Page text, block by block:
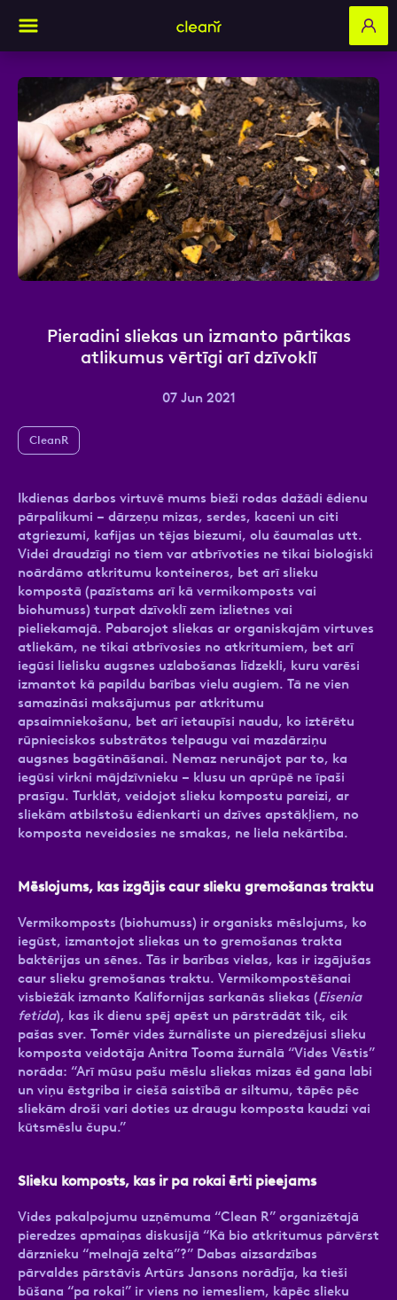
Pieradini sliekas un izmanto pārtikas
atlikumus vērtīgi arī dzīvoklī
07 Jun 2021
CleanR
Ikdienas darbos virtuvē mums bieži rodas dažādi ēdienu
pārpalikumi – dārzeņu mizas, serdes, kaceni un citi
atgriezumi, kafijas un tējas biezumi, olu čaumalas utt.
Videi draudzīgi no tiem var atbrīvoties ne tikai bioloģiski
noārdāmo atkritumu konteineros, bet arī slieku
kompostā (pazīstams arī kā vermikomposts vai
biohumuss) turpat dzīvoklī zem izlietnes vai
pieliekamajā. Pabarojot sliekas ar organiskajām virtuves
atliekām, ne tikai atbrīvosies no atkritumiem, bet arī
iegūsi lielisku augsnes uzlabošanas līdzekli, kuru varēsi
izmantot kā papildu barības vielu augiem. Tā ne vien
samazināsi maksājumus par atkritumu
apsaimniekošanu, bet arī ietaupīsi naudu, ko iztērētu
rūpnieciskos substrātos telpaugu vai mazdārziņu
augsnes bagātināšanai. Nemaz nerunājot par to, ka
iegūsi virkni mājdzīvnieku – klusu un aprūpē ne īpaši
prasīgu. Turklāt, veidojot slieku kompostu pareizi, ar
sliekām atbilstošu ēdienkarti un dzīves apstākļiem, no
komposta neveidosies ne smakas, ne liela nekārtība.
Mēslojums, kas izgājis caur slieku gremošanas traktu
Vermikomposts (biohumuss) ir organisks mēslojums, ko
iegūst, izmantojot sliekas un to gremošanas trakta
baktērijas un sēnes. Tās ir barības vielas, kas ir izgājušas
caur slieku gremošanas traktu. Vermikompostēšanai
visbiežāk izmanto Kalifornijas sarkanās sliekas (Eisenia
fetida), kas ik dienu spēj apēst un pārstrādāt tik, cik
pašas sver. Tomēr vides žurnāliste un pieredzējusi slieku
komposta veidotāja Anitra Tooma žurnālā “Vides Vēstis”
norāda: “Arī mūsu pašu mēslu sliekas mizas ēd gana labi
un viņu ēstgriba ir ciešā saistībā ar siltumu, tāpēc pēc
sliekām droši vari doties uz draugu komposta kaudzi vai
kūtsmēslu čupu.”
Slieku komposts, kas ir pa rokai ērti pieejams
Vides pakalpojumu uzņēmuma “Clean R” organizētajā
pieredzes apmaiņas diskusijā “Kā bio atkritumus pārvērst
dārznieku “melnajā zeltā”?” Dabas aizsardzības
pārvaldes pārstāvis Artūrs Jansons norādīja, ka tieši
būšana “pa rokai” ir viens no iemesliem, kāpēc slieku
Aizpildi pieteikuma formu un mēs ar tevi
sazināsimies
Vārds, Uzvārds
Atzīmējiet, ka piekrītat personas datu
apstrādei.
Vairāk